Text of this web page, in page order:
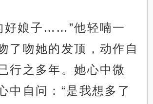
好娘子……”他轻喃一
了吻她的发顶，动作自
行之多年。她心中微
中自问：“是我想多了